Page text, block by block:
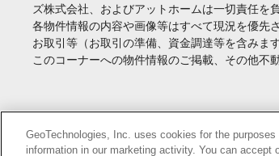
ズ株式会社、およびアットホームは一切責任を
各物件情報の内容や画像等はすべて現況を優先
お取引等（お取引の準備、資金調達等を含みま
このコーナーへの物件情報のご掲載、その他不
Copyright(c) At Home Co.,Ltd. このサイトに掲載している情報の
GeoTechnologies, Inc. uses cookies for the
information in our marketing activity. You can